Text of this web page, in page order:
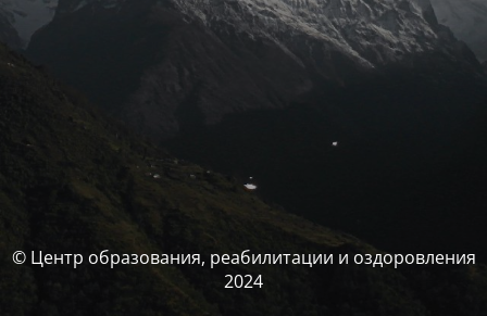
© Центр образования, реабилитации и оздоровления
2024